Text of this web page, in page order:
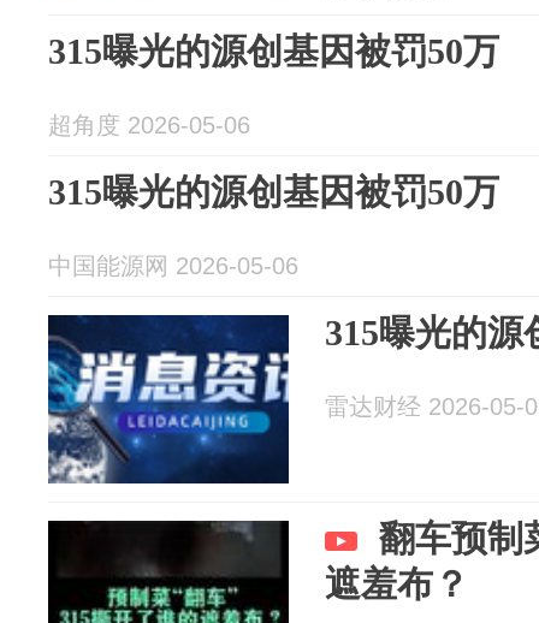
315曝光的源创基因被罚50万
超角度 2026-05-06
315曝光的源创基因被罚50万
中国能源网 2026-05-06
315曝光的源
雷达财经 2026-05-
翻车预制
遮羞布？